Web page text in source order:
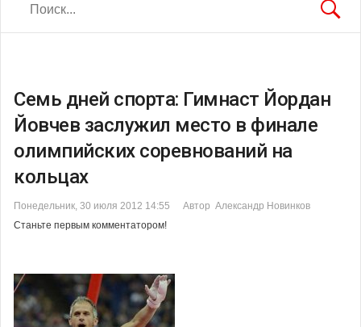
Семь дней спорта: Гимнаст Йордан
Йовчев заслужил место в финале
олимпийских соревнований на
кольцах
Понедельник, 30 июля 2012 14:55
Автор Александр Новинков
Станьте первым комментатором!